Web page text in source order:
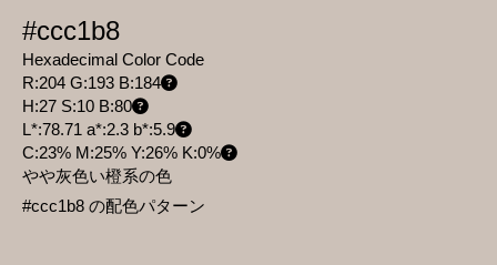
#ccc1b8
Hexadecimal Color Code
R:204 G:193 B:184
H:27 S:10 B:80
L*:78.71 a*:2.3 b*:5.9
C:23% M:25% Y:26% K:0%
やや灰色い橙系の色
#ccc1b8 の配色パターン